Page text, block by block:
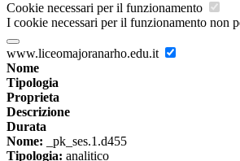
Cookie necessari per il funzionamento
I cookie necessari per il funzionamento non
www.liceomajoranarho.edu.it
Nome
Tipologia
Proprieta
Descrizione
Durata
Nome: _pk_ses.1.d455
Tipologia: analitico